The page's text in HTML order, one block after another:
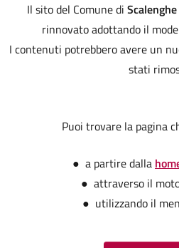
Il sito del Comune di Scalenghe
rinnovato adottando il
I contenuti potrebbero avere un
stati
Puoi trovare la pagina
● a partire dalla
● attraverso il
● utilizzando il